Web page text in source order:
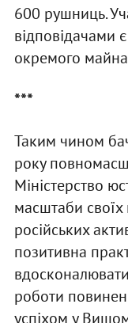
600 рушниць.
відповідачами
окремого майна
***
Таким чином
року
Міністерство
масштаби своїх
російських
позитивна
роботи повинен
успіхом у